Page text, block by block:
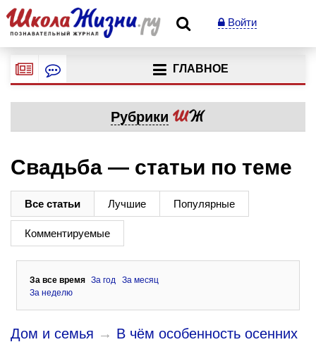
Войти
ГЛАВНОЕ
Рубрики
Свадьба — статьи по теме
Все статьи Лучшие Популярные
Комментируемые
За все время За год
За месяц
За неделю
Дом и семья → В чём особенность осенних